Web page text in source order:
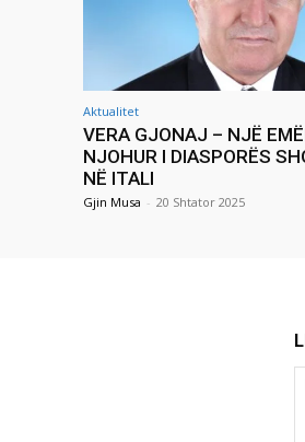
Aktualitet
VERA GJONAJ – NJË
NJOHUR I DIASPORËS
NË ITALI
Gjin Musa - 20 Shtator 2025